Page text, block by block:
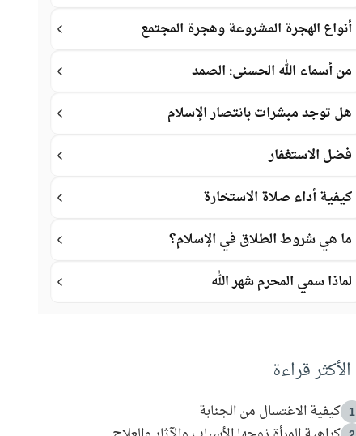
أنواع الهجرة المشروعة وهجرة المجتمع
من أسماء الله الحسنى: الصمد
هل توجد مبشرات بانتصار الإسلام
فضل الاستغفار
كيفية أداء صلاة الاستخارة
ما هي شروط الطلاق في الإسلام؟
لماذا سمي المحرم شهر الله
الأكثر قراءة
1 كيفية الاغتسال من الجنابة